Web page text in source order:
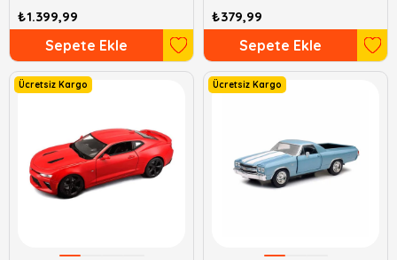
₺1.399,99
Sepete Ekle
₺379,99
Sepete Ekle
Ücretsiz Kargo Ücretsiz Kargo